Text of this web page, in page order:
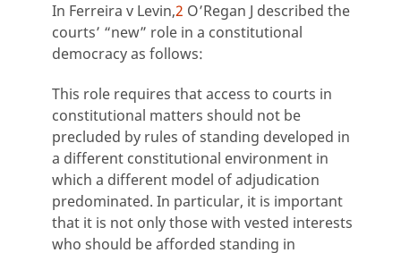
In Ferreira v Levin,2 O’Regan J described the
courts’ “new” role in a constitutional
democracy as follows:
This role requires that access to courts in
constitutional matters should not be
precluded by rules of standing developed in
a different constitutional environment in
which a different model of adjudication
predominated. In particular, it is important
that it is not only those with vested interests
who should be afforded standing in